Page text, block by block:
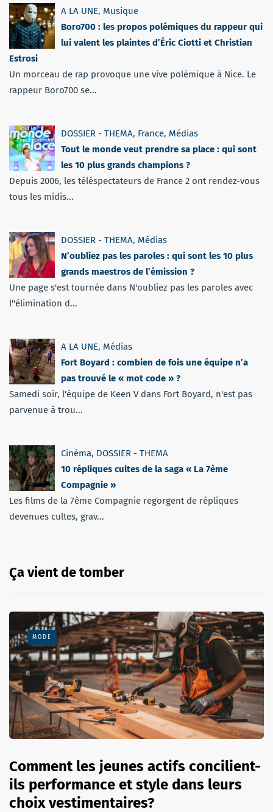
A LA UNE, Musique
Boro700 : les propos polémiques du rappeur qui
lui valent les plaintes d’Éric Ciotti et Christian
Estrosi
Un morceau de rap provoque une vive polémique à Nice. Le
rappeur Boro700 se...
DOSSIER - THEMA, France, Médias
Tout le monde veut prendre sa place : qui sont
les 10 plus grands champions ?
Depuis 2006, les téléspectateurs de France 2 ont rendez-vous
tous les midis...
DOSSIER - THEMA, Médias
N’oubliez pas les paroles : qui sont les 10 plus
grands maestros de l’émission ?
Une page s'est tournée dans N'oubliez pas les paroles avec
l''élimination d...
A LA UNE, Médias
Fort Boyard : combien de fois une équipe n’a
pas trouvé le « mot code » ?
Samedi soir, l'équipe de Keen V dans Fort Boyard, n'est pas
parvenue à trou...
Cinéma, DOSSIER - THEMA
10 répliques cultes de la saga « La 7ème
Compagnie »
Les films de la 7ème Compagnie regorgent de répliques
devenues cultes, grav...
Ça vient de tomber
MODE
Comment les jeunes actifs concilient-
ils performance et style dans leurs
choix vestimentaires?